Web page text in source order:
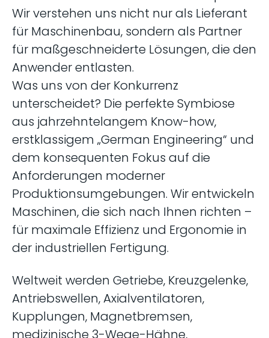
Wir verstehen uns nicht nur als Lieferant
für Maschinenbau, sondern als Partner
für maßgeschneiderte Lösungen, die den
Anwender entlasten.​
Was uns von der Konkurrenz
unterscheidet? Die perfekte Symbiose
aus jahrzehntelangem Know-how,
erstklassigem „German Engineering“ und
dem konsequenten Fokus auf die
Anforderungen moderner
Produktionsumgebungen. Wir entwickeln
Maschinen, die sich nach Ihnen richten –
für maximale Effizienz und Ergonomie in
der industriellen Fertigung.​
Weltweit werden Getriebe, Kreuzgelenke,
Antriebswellen, Axialventilatoren,
Kupplungen, Magnetbremsen,